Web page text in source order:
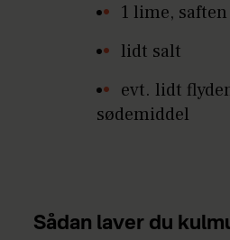
1 lime,
lidt salt
evt. lidt
sødemiddel
Sådan laver du